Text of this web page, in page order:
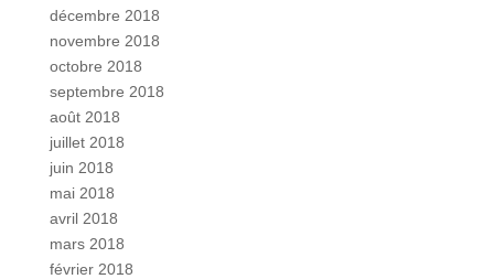
décembre 2018
novembre 2018
octobre 2018
septembre 2018
août 2018
juillet 2018
juin 2018
mai 2018
avril 2018
mars 2018
février 2018